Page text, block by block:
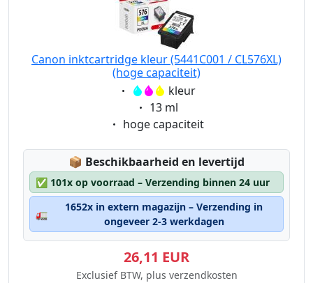
Canon inktcartridge kleur (5441C001 / CL576XL)
(hoge capaciteit)
Eigenschaft:kleur
Eigenschaft:
13 ml
Eigenschaft:
hoge capaciteit
📦 Lagerstatus:
Beschikbaarheid en levertijd
✅ 101x op voorraad – Verzending binnen 24 uur
🚛
1652x in extern magazijn – Verzending in
ongeveer 2-3 werkdagen
26,11 EUR
Exclusief BTW, plus verzendkosten